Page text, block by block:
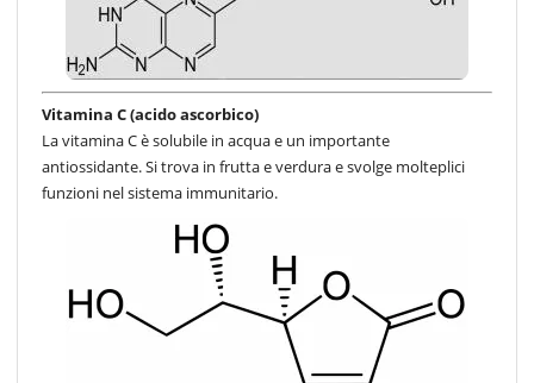
Vitamina C (acido ascorbico)
La vitamina C è solubile in acqua e un importante
antiossidante. Si trova in frutta e verdura e svolge molteplici
funzioni nel sistema immunitario.